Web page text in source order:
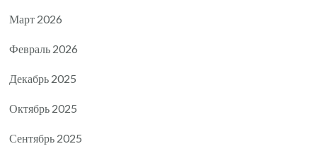
Март 2026
Февраль 2026
Декабрь 2025
Октябрь 2025
Сентябрь 2025